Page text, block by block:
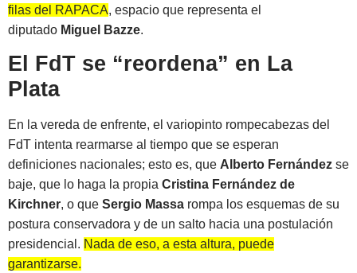
filas del RAPACA, espacio que representa el
diputado Miguel Bazze.
El FdT se “reordena” en La
Plata
En la vereda de enfrente, el variopinto rompecabezas del
FdT intenta rearmarse al tiempo que se esperan
definiciones nacionales; esto es, que Alberto Fernández se
baje, que lo haga la propia Cristina Fernández de
Kirchner, o que Sergio Massa rompa los esquemas de su
postura conservadora y de un salto hacia una postulación
presidencial. Nada de eso, a esta altura, puede
garantizarse.